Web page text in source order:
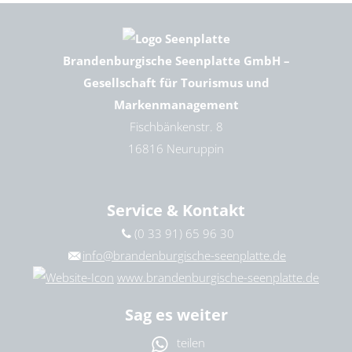
Brandenburgische Seenplatte GmbH –
Gesellschaft für Tourismus und
Markenmanagement
Fischbänkenstr. 8
16816 Neuruppin
Service & Kontakt
(0 33 91) 65 96 30
info@brandenburgische-seenplatte.de
www.brandenburgische-seenplatte.de
Sag es weiter
teilen